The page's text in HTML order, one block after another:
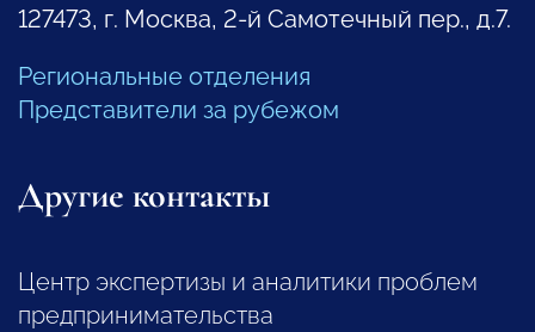
127473, г. Москва, 2-й Самотечный пер., д.7.
Региональные отделения
Представители за рубежом
Другие контакты
Центр экспертизы и аналитики проблем
предпринимательства